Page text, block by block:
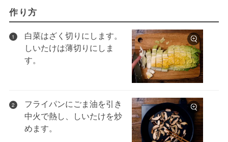
作り方
1
白菜はざく切りにします。
しいたけは薄切りにしま
す。
2
フライパンにごま油を引き
中火で熱し、しいたけを炒
めます。